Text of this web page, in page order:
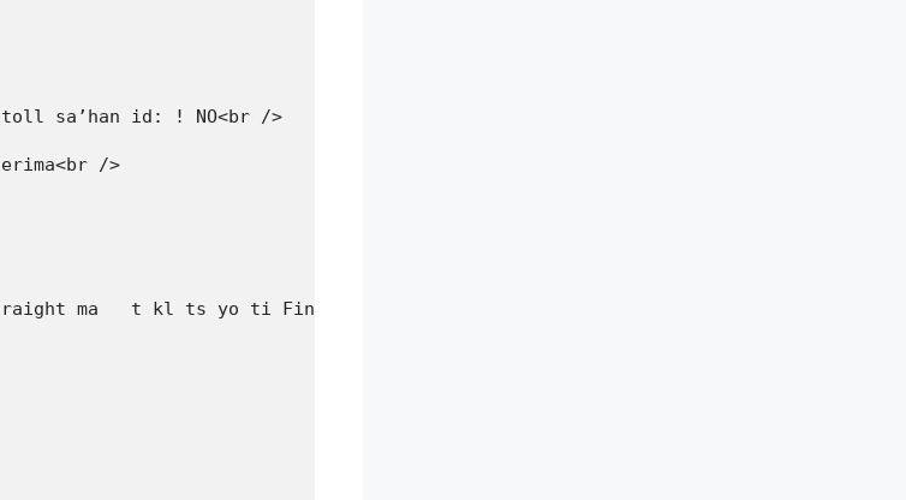
sa’han id: ! NO<br />
/>
ma   t kl ts yo ti Final skala bak ti nc di→ cle su saja s cara<br />